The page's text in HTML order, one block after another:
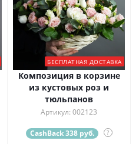
БЕСПЛАТНАЯ ДОСТАВКА
Композиция в корзине
из кустовых роз и
тюльпанов
Артикул: 002123
CashBack 338 руб. ?